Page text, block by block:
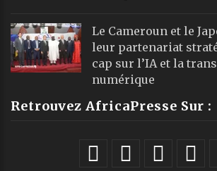
Le Cameroun et le
leur partenariat
cap sur l’IA et la
numérique
Retrouvez AfricaPresse Sur :